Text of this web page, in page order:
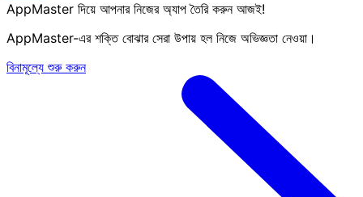
AppMaster দিয়ে আপনার নিজের অ্যাপ তৈরি করুন আজই!
AppMaster-এর শক্তি বোঝার সেরা উপায় হল নিজে অভিজ্ঞতা নেওয়া।
বিনামূল্যে শুরু করুন